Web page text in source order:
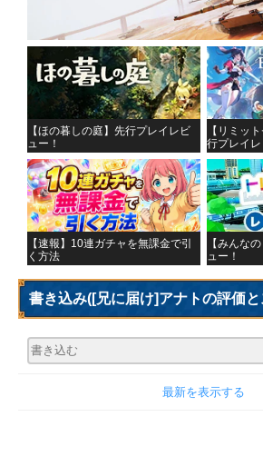
【ほの暮しの庭】先行プレイレビ
ュー！
【リミッ
行プレイレ
【速報】10連ガチャを無課金で引
く方法
【みんな
ュー！
書き込み([兄に届け]アナトの評価
最新を表示する